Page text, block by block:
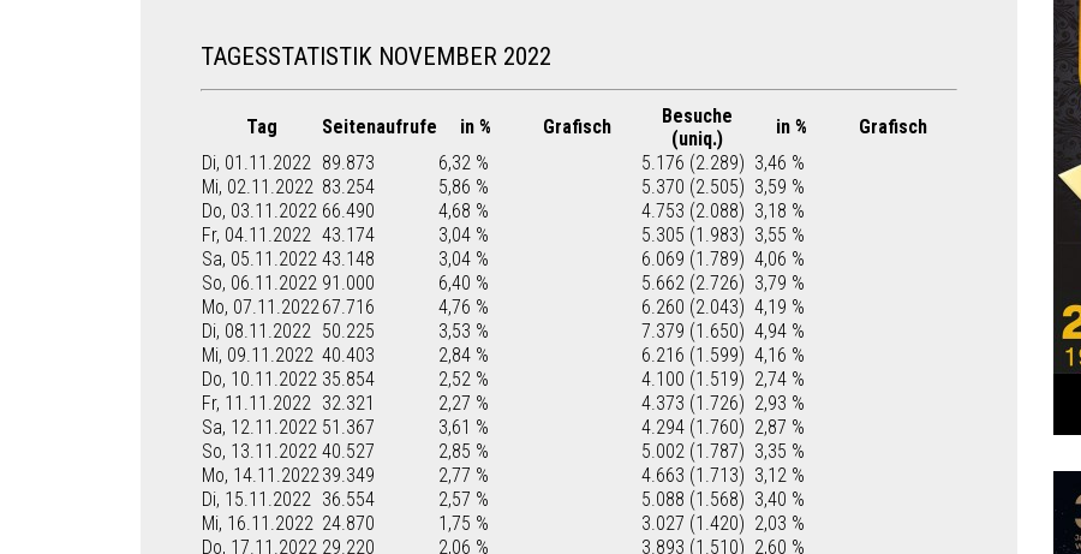
TAGESSTATISTIK NOVEMBER 2022
Tag Seitenaufrufe in % Grafisch
Besuche
(uniq.)
in %
Grafisch
Di, 01.11.2022 89.873 6,32 % 5.176 (2.289) 3,46 %
Mi, 02.11.2022 83.254 5,86 % 5.370 (2.505) 3,59 %
Do, 03.11.2022 66.490 4,68 % 4.753 (2.088) 3,18 %
Fr, 04.11.2022 43.174 3,04 % 5.305 (1.983) 3,55 %
Sa, 05.11.2022 43.148 3,04 % 6.069 (1.789) 4,06 %
So, 06.11.2022 91.000 6,40 % 5.662 (2.726) 3,79 %
Mo, 07.11.202267.716 4,76 % 6.260 (2.043) 4,19 %
Di, 08.11.2022 50.225 3,53 % 7.379 (1.650) 4,94 %
Mi, 09.11.2022 40.403 2,84 % 6.216 (1.599) 4,16 %
Do, 10.11.2022 35.854 2,52 % 4.100 (1.519) 2,74 %
Fr, 11.11.2022 32.321 2,27 % 4.373 (1.726) 2,93 %
Sa, 12.11.2022 51.367 3,61 % 4.294 (1.760) 2,87 %
So, 13.11.2022 40.527 2,85 % 5.002 (1.787) 3,35 %
Mo, 14.11.202239.349 2,77 % 4.663 (1.713) 3,12 %
Di, 15.11.2022 36.554 2,57 % 5.088 (1.568) 3,40 %
Mi, 16.11.2022 24.870 1,75 % 3.027 (1.420) 2,03 %
Do, 17.11.2022 29.220 2,06 % 3.893 (1.510) 2,60 %